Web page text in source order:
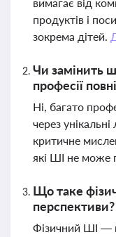
продуктів і
зокрема дітей.
Чи замінить
професії
Ні, багато
через унікальні
критичне
які ШІ не може
Що таке
перспективи?
Фізичний ШІ —